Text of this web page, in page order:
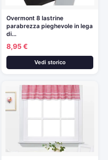
Overmont 8 lastrine
parabrezza pieghevole in lega
di…
8,95 €
Vedi storico